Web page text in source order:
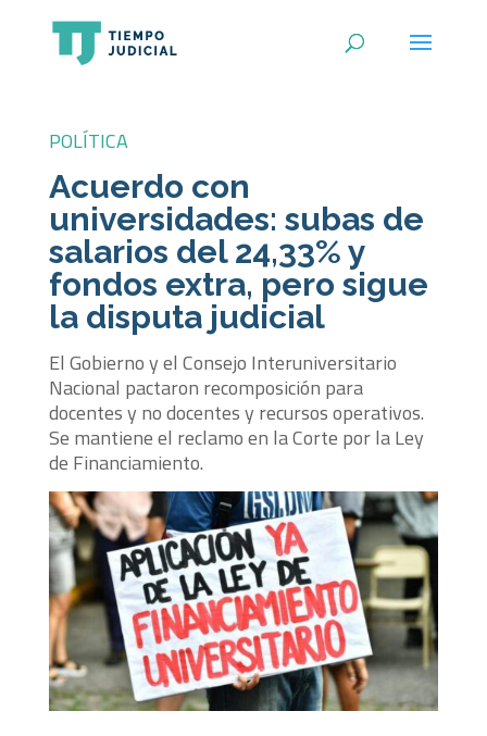
POLÍTICA
Acuerdo con
universidades: subas de
salarios del 24,33% y
fondos extra, pero sigue
la disputa judicial
El Gobierno y el Consejo Interuniversitario
Nacional pactaron recomposición para
docentes y no docentes y recursos operativos.
Se mantiene el reclamo en la Corte por la Ley
de Financiamiento.